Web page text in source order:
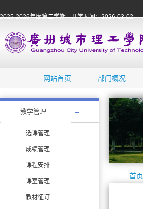
2025-2026年度第二学期 开学时间：2026-03-02
网站首页 部门概况
教学管理
选课管理
成绩管理
课程安排
课室管理
教材征订
首页